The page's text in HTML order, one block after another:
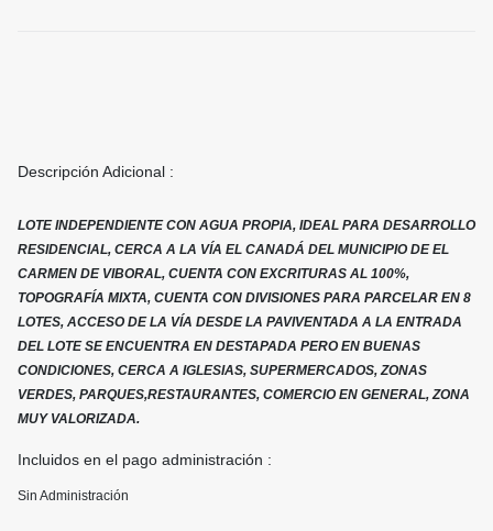
Descripción Adicional :
LOTE INDEPENDIENTE CON AGUA PROPIA, IDEAL PARA DESARROLLO
RESIDENCIAL, CERCA A LA VÍA EL CANADÁ DEL MUNICIPIO DE EL
CARMEN DE VIBORAL, CUENTA CON EXCRITURAS AL 100%,
TOPOGRAFÍA MIXTA, CUENTA CON DIVISIONES PARA PARCELAR EN 8
LOTES, ACCESO DE LA VÍA DESDE LA PAVIVENTADA A LA ENTRADA
DEL LOTE SE ENCUENTRA EN DESTAPADA PERO EN BUENAS
CONDICIONES, CERCA A IGLESIAS, SUPERMERCADOS, ZONAS
VERDES, PARQUES,RESTAURANTES, COMERCIO EN GENERAL, ZONA
MUY VALORIZADA.
Incluidos en el pago administración :
Sin Administración